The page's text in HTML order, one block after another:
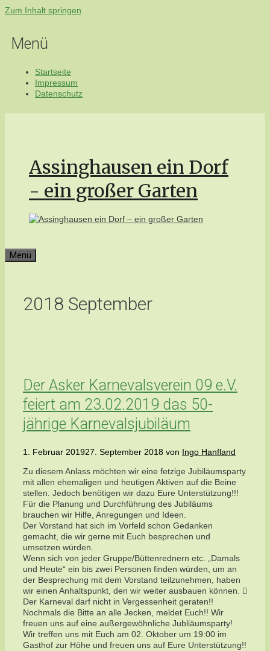
Zum Inhalt springen
Menü
Startseite
Impressum
Datenschutz
Assinghausen ein Dorf
- ein großer Garten
Menü
2018 September
Der Asker Karnevalsverein 09 e.V.
feiert am 23.02.2019 das 50-
jährige Karnevalsjubiläum
1. Februar 201927. September 2018 von Ingo Hanfland
Zu diesem Anlass möchten wir eine fetzige Jubiläumsparty
mit allen ehemaligen und heutigen Aktiven auf die Beine
stellen. Jedoch benötigen wir dazu Eure Unterstützung!!!
Für die Planung und Durchführung des Jubiläums
brauchen wir Hilfe, Anregungen und Ideen.
Der Vorstand hat sich im Vorfeld schon Gedanken
gemacht, die wir gerne mit Euch besprechen und
umsetzen würden.
Wenn sich von jeder Gruppe/Büttenrednern etc. „Damals
und Heute“ ein bis zwei Personen finden würden, um an
der Besprechung mit dem Vorstand teilzunehmen, haben
wir einen Anhaltspunkt, den wir weiter ausbauen können. 
Der Karneval darf nicht in Vergessenheit geraten!!
Nochmals die Bitte an alle Jecken, meldet Euch!! Wir
freuen uns auf eine außergewöhnliche Jubliäumsparty!
Wir treffen uns mit Euch am 02. Oktober um 19:00 im
Gasthof zur Höhe und freuen uns auf Eure Unterstützung!!